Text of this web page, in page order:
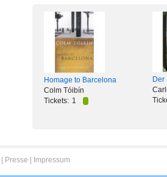
Homage to Barcelona
Colm Tóibín
Tickets: 1
Der
Presse Impressum